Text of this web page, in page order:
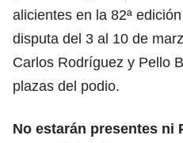
alicientes en la 82ª
disputa del 3 al 10 de
Carlos Rodríguez y Pello
plazas del podio.
No estarán presentes ni